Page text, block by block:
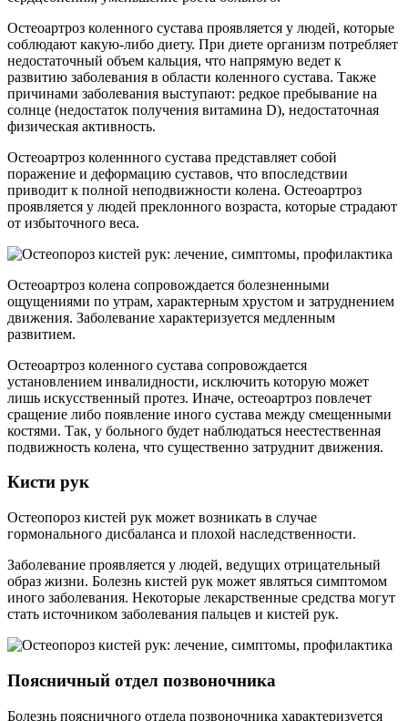
Остеоартроз коленного сустава проявляется у людей, которые
соблюдают какую-либо диету. При диете организм потребляет
недостаточный объем кальция, что напрямую ведет к
развитию заболевания в области коленного сустава. Также
причинами заболевания выступают: редкое пребывание на
солнце (недостаток получения витамина D), недостаточная
физическая активность.
Остеоартроз коленнного сустава представляет собой
поражение и деформацию суставов, что впоследствии
приводит к полной неподвижности колена. Остеоартроз
проявляется у людей преклонного возраста, которые страдают
от избыточного веса.
Остеоартроз колена сопровождается болезненными
ощущениями по утрам, характерным хрустом и затруднением
движения. Заболевание характеризуется медленным
развитием.
Остеоартроз коленного сустава сопровождается
установлением инвалидности, исключить которую может
лишь искусственный протез. Иначе, остеоартроз повлечет
сращение либо появление иного сустава между смещенными
костями. Так, у больного будет наблюдаться неестественная
подвижность колена, что существенно затруднит движения.
Кисти рук
Остеопороз кистей рук может возникать в случае
гормонального дисбаланса и плохой наследственности.
Заболевание проявляется у людей, ведущих отрицательный
образ жизни. Болезнь кистей рук может являться симптомом
иного заболевания. Некоторые лекарственные средства могут
стать источником заболевания пальцев и кистей рук.
Поясничный отдел позвоночника
Болезнь поясничного отдела позвоночника характеризуется